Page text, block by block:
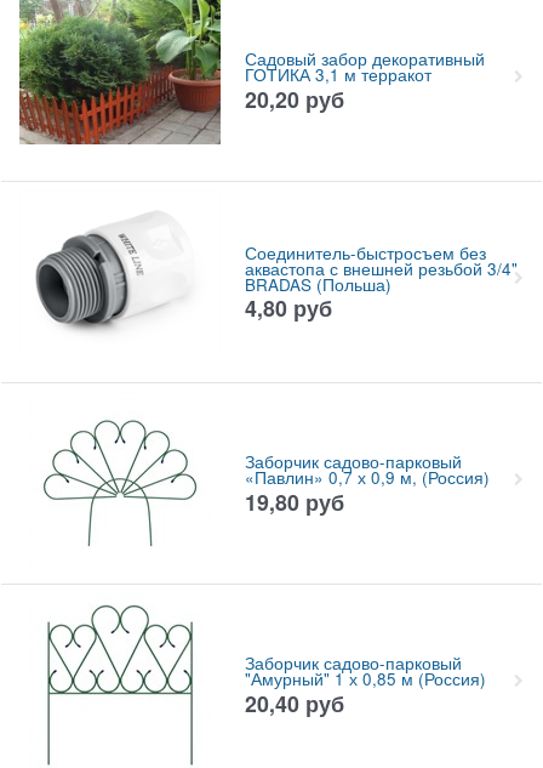
Садовый забор декоративный
ГОТИКА 3,1 м терракот
20,20 руб
Соединитель-быстросъем без
аквастопа с внешней резьбой 3/4"
BRADAS (Польша)
4,80 руб
Заборчик садово-парковый
«Павлин» 0,7 х 0,9 м, (Россия)
19,80 руб
Заборчик садово-парковый
"Амурный" 1 х 0,85 м (Россия)
20,40 руб